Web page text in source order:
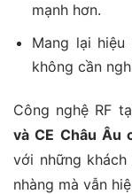
mạnh hơn.
Mang lại
không cần
Công nghệ RF
và CE Châu Âu
với những
nhàng mà vẫn